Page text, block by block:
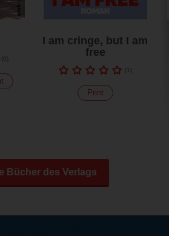
(0
I am cringe, but I am
free
(1
Print
Bücher des Verlags